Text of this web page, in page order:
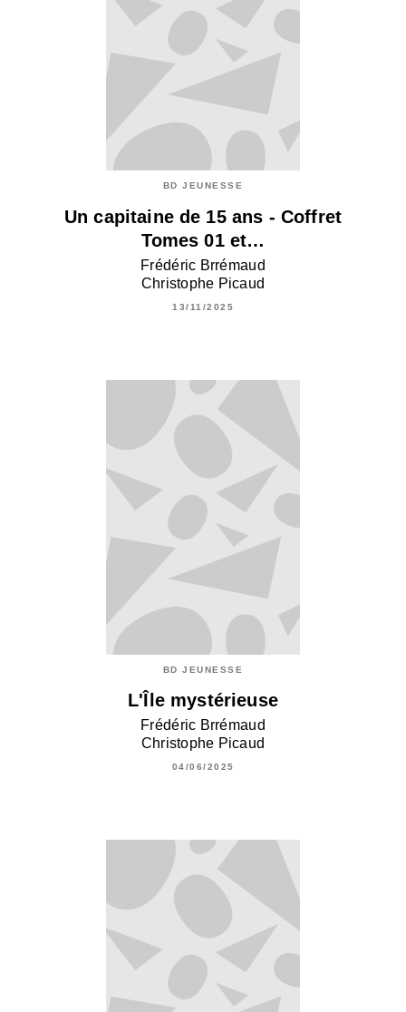
BD JEUNESSE
Un capitaine de 15 ans - Coffret
Tomes 01 et…
Frédéric Brrémaud
Christophe Picaud
13/11/2025
BD JEUNESSE
L'Île mystérieuse
Frédéric Brrémaud
Christophe Picaud
04/06/2025